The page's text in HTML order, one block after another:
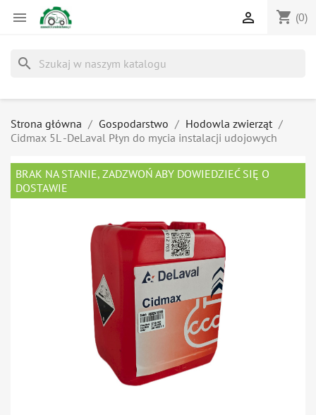
 shopping_cart (0)

search
Strona główna Gospodarstwo
Hodowla zwierząt
Cidmax 5L -DeLaval Płyn do mycia instalacji udojowych
BRAK NA STANIE, ZADZWOŃ ABY DOWIEDZIEĆ SIĘ O
DOSTAWIE